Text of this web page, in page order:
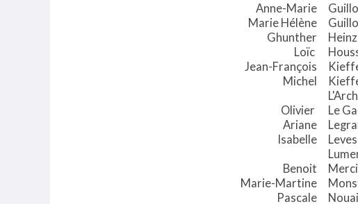
Anne-Marie
Marie Hélène
Ghunther
Heinz
Loïc
Jean-François
Michel
Olivier
Le
Ariane
Isabelle
Benoit
Marie-Martine
Pascale